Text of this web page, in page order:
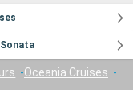
Oceania Cruises